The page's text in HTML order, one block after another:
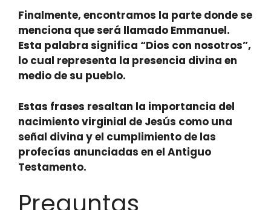
Finalmente, encontramos la parte donde se
menciona que será llamado Emmanuel.
Esta palabra significa “Dios con nosotros”,
lo cual representa la presencia divina en
medio de su pueblo.
Estas frases resaltan la importancia del
nacimiento virginial de Jesús como una
señal divina y el cumplimiento de las
profecías anunciadas en el Antiguo
Testamento.